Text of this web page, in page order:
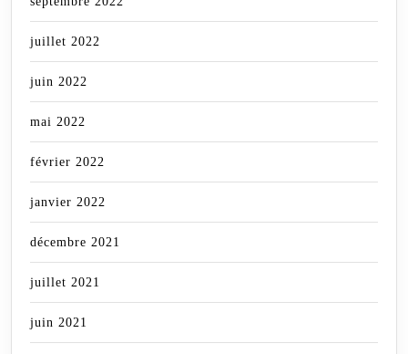
juillet 2022
juin 2022
mai 2022
février 2022
janvier 2022
décembre 2021
juillet 2021
juin 2021